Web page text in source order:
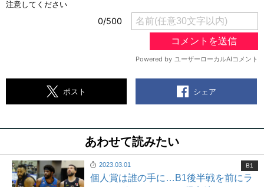
ポスト シェア
あわせて読みたい
2023.03.01
個人賞は誰の手に…B1後半戦を前にラ
B1